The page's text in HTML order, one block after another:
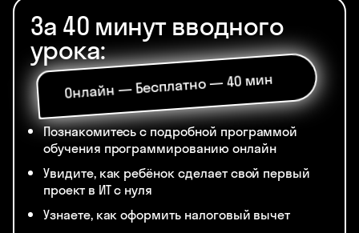
За 40 минут вводного
урока:
Онлайн — Бесплатно — 40 мин
Познакомитесь с подробной программой
обучения программированию онлайн
Увидите, как ребёнок сделает свой первый
проект в ИТ с нуля
Узнаете, как оформить налоговый вычет